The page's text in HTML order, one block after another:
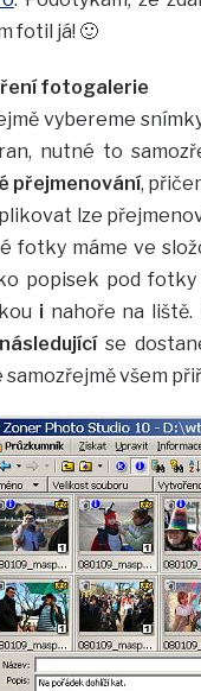
fotil já! 🙂
fotogalerie
vybereme
nutné to
přejmenování,
lze
fotky máme ve
popisek pod
inahoře na liště.
následujícíse
všem